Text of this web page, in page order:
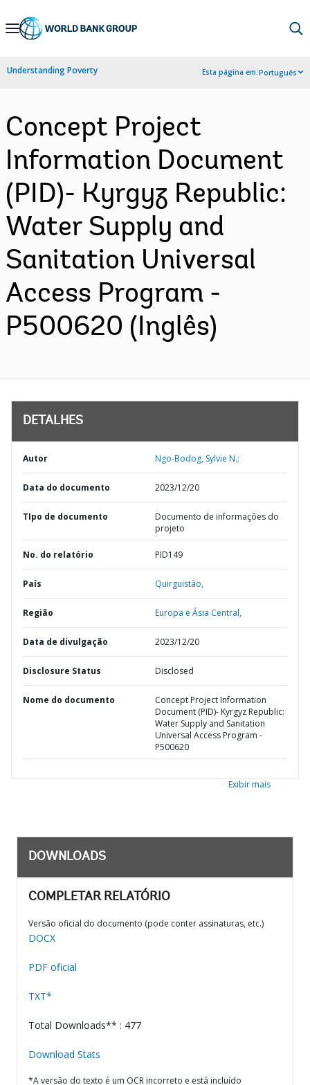
Skip
Navigation
Understanding Poverty Esta página em:Português
Concept Project
Information Document
(PID)- Kyrgyz Republic:
Water Supply and
Sanitation Universal
Access Program -
P500620 (Inglês)
DETALHES
Autor Ngo-Bodog, Sylvie N.;
Data do documento 2023/12/20
TIpo de documento
Documento de informações do
projeto
No. do relatório PID149
País Quirguistão,
Região Europa e Ásia Central,
Data de divulgação 2023/12/20
Disclosure Status Disclosed
Nome do documento
Concept Project Information
Document (PID)- Kyrgyz Republic:
Water Supply and Sanitation
Universal Access Program -
P500620
Exibir mais
DOWNLOADS
COMPLETAR RELATÓRIO
Versão oficial do documento (pode conter assinaturas, etc.)
DOCX
PDF oficial
TXT*
Total Downloads** : 477
Download Stats
*A versão do texto é um OCR incorreto e está incluído